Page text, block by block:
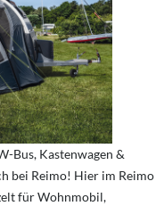
Bus, Kastenwagen &
bei Reimo! Hier im Reimo
für Wohnmobil,